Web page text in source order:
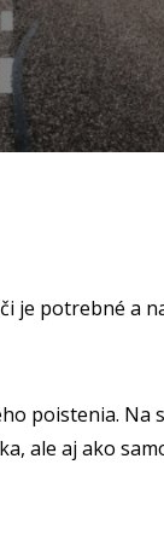
je potrebné a
poistenia. Na
ale aj ako